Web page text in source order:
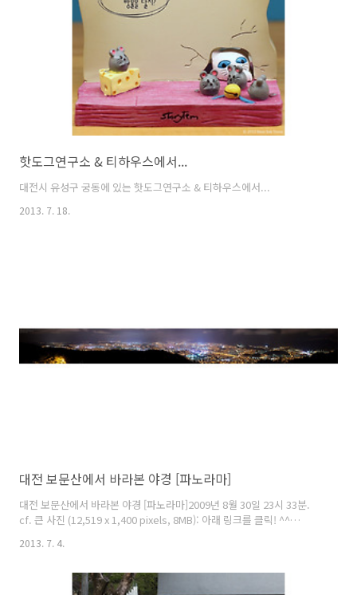
핫도그연구소 & 티하우스에서...
대전시 유성구 궁동에 있는 핫도그연구소 & 티하우스에서...
2013. 7. 18.
대전 보문산에서 바라본 야경 [파노라마]
대전 보문산에서 바라본 야경 [파노라마]2009년 8월 30일 23시 33분.
cf. 큰 사진 (12,519 x 1,400 pixels, 8MB): 아래 링크를 클릭! ^^
2013. 7. 4.